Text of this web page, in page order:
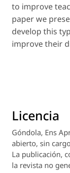
to improve
paper we
develop this
improve their
Licencia
Góndola, Ens
abierto, sin
La publicación,
la revista no